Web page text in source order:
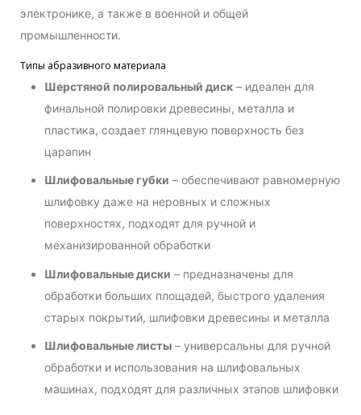
электронике, а также в военной и общей
промышленности.
Типы абразивного материала
Шерстяной полировальный диск – идеален для
финальной полировки древесины, металла и
пластика, создает глянцевую поверхность без
царапин
Шлифовальные губки – обеспечивают равномерную
шлифовку даже на неровных и сложных
поверхностях, подходят для ручной и
механизированной обработки
Шлифовальные диски – предназначены для
обработки больших площадей, быстрого удаления
старых покрытий, шлифовки древесины и металла
Шлифовальные листы – универсальны для ручной
обработки и использования на шлифовальных
машинах, подходят для различных этапов шлифовки